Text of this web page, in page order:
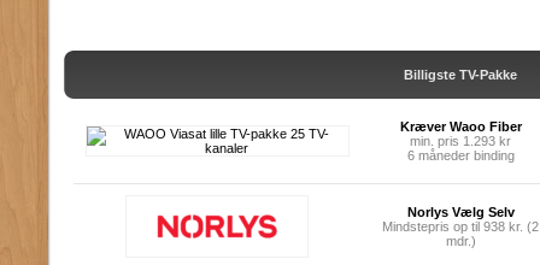
Billigste TV-Pakke
Kræver Waoo Fiber
min. pris 1.293 kr
6 måneder binding
Norlys Vælg Selv
Mindstepris op til 938 kr. (2
mdr.)